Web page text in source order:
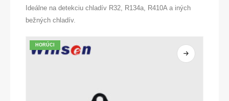
Ideálne na detekciu chladív R32, R134a, R410A a iných
bežných chladív.
HORÚCI